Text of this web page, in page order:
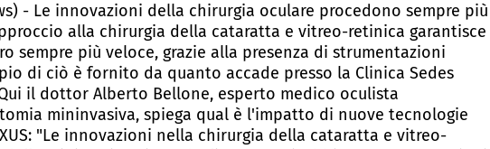
- Le innovazioni della chirurgia oculare procedono sempre più
alla chirurgia della cataratta e vitreo-retinica garantisce
sempre più veloce, grazie alla presenza di strumentazioni
di ciò è fornito da quanto accade presso la Clinica Sedes
il dottor Alberto Bellone, esperto medico oculista
mininvasiva, spiega qual è l'impatto di nuove tecnologie
"Le innovazioni nella chirurgia della cataratta e vitreo-